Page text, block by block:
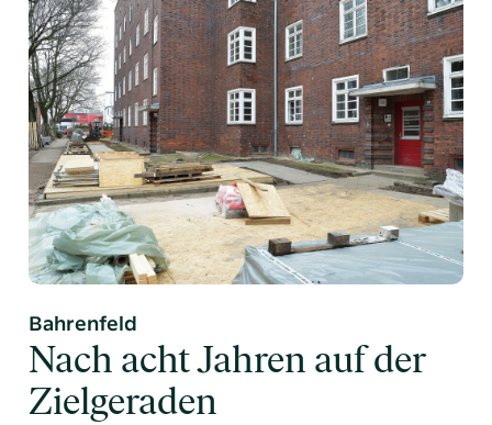
Bahrenfeld
Nach acht Jahren auf der
Zielgeraden